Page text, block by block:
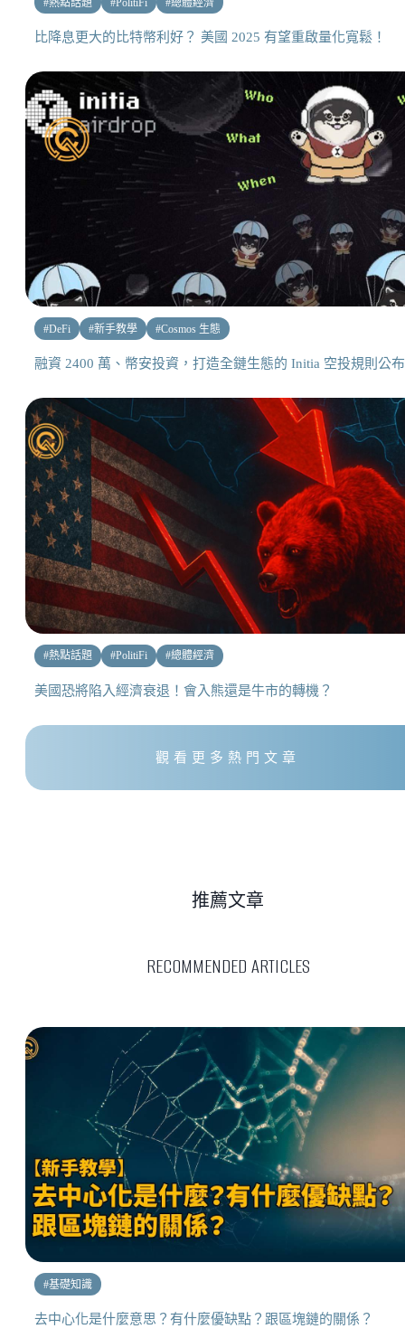
比降息更大的比特幣利好？ 美國 2025 有望重啟量化寬鬆！
#DeFi #新手教學 #Cosmos 生態
融資 2400 萬、幣安投資，打造全鏈生態的 Initia 空投規則公
#熱點話題 #PolitiFi #總體經濟
美國恐將陷入經濟衰退！會入熊還是牛市的轉機？
觀看更多熱門文章
RECOMMENDED ARTICLES
推薦文章
#基礎知識
去中心化是什麼意思？有什麼優缺點？跟區塊鏈的關係？